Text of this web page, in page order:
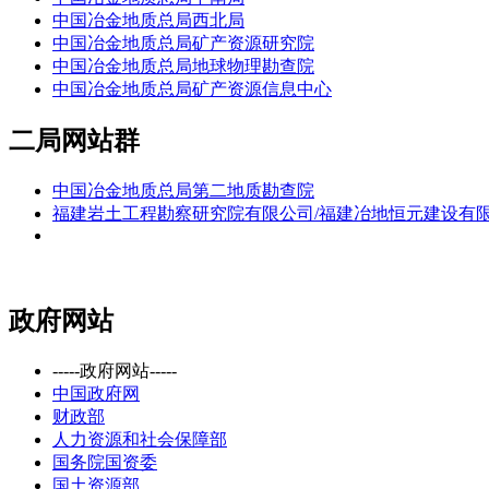
中国冶金地质总局西北局
中国冶金地质总局矿产资源研究院
中国冶金地质总局地球物理勘查院
中国冶金地质总局矿产资源信息中心
二局网站群
中国冶金地质总局第二地质勘查院
福建岩土工程勘察研究院有限公司/福建冶地恒元建设有
政府网站
-----政府网站-----
中国政府网
财政部
人力资源和社会保障部
国务院国资委